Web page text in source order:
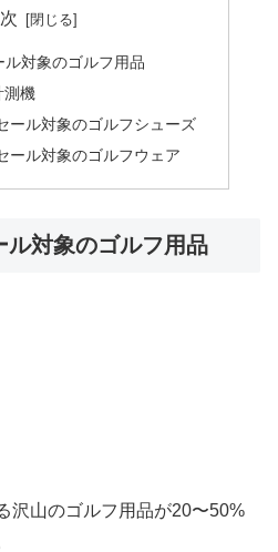
対象のゴルフ用品
測機
ール対象のゴルフシューズ
ール対象のゴルフウェア
対象のゴルフ用品
沢山のゴルフ用品が20〜50%